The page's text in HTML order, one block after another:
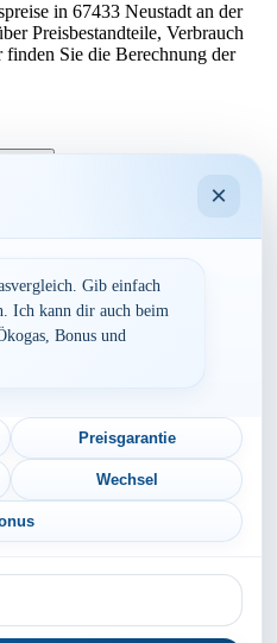
in 67433 Neustadt an der
Preisbestandteile, Verbrauch
Sie die Berechnung der
×
Gib einfach
Ich kann dir auch beim
Bonus und
Preisgarantie
Wechsel